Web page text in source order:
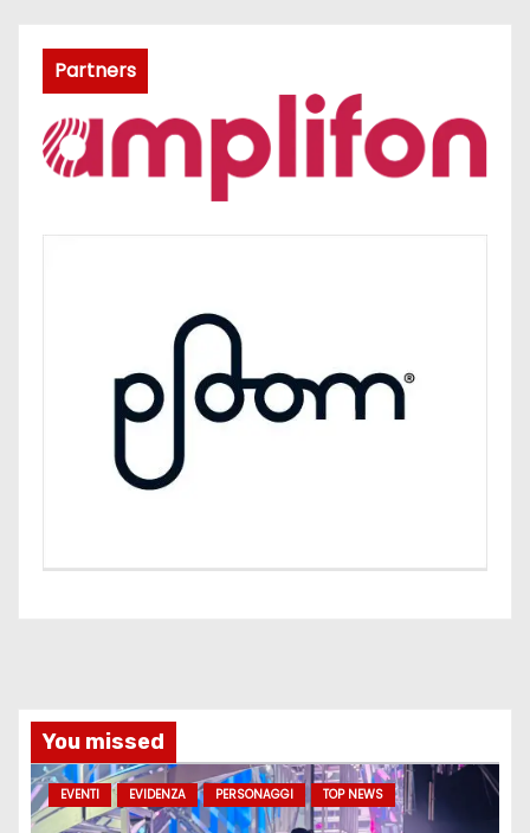
Partners
You missed
EVENTI EVIDENZA PERSONAGGI TOP NEWS